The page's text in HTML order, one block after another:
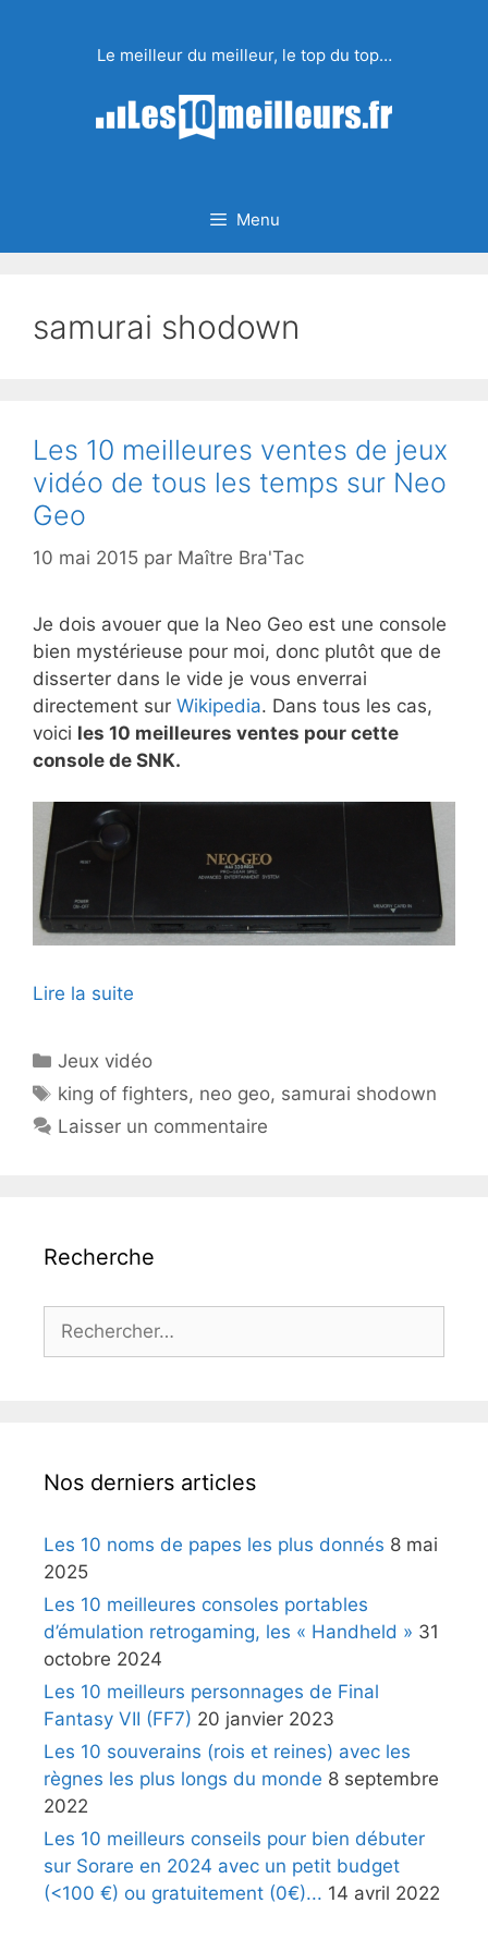
Le meilleur du meilleur, le top du top…
Menu
samurai shodown
Les 10 meilleures ventes de jeux
vidéo de tous les temps sur Neo
Geo
10 mai 2015 par Maître Bra'Tac
Je dois avouer que la Neo Geo est une console
bien mystérieuse pour moi, donc plutôt que de
disserter dans le vide je vous enverrai
directement sur Wikipedia. Dans tous les cas,
voici les 10 meilleures ventes pour cette
console de SNK.
Lire la suite
Catégories
Jeux vidéo
Étiquettes
king of fighters, neo geo, samurai shodown
Laisser un commentaire
Recherche
Rechercher :
Nos derniers articles
Les 10 noms de papes les plus donnés 8 mai
2025
Les 10 meilleures consoles portables
d’émulation retrogaming, les « Handheld » 31
octobre 2024
Les 10 meilleurs personnages de Final
Fantasy VII (FF7) 20 janvier 2023
Les 10 souverains (rois et reines) avec les
règnes les plus longs du monde 8 septembre
2022
Les 10 meilleurs conseils pour bien débuter
sur Sorare en 2024 avec un petit budget
(<100 €) ou gratuitement (0€)... 14 avril 2022